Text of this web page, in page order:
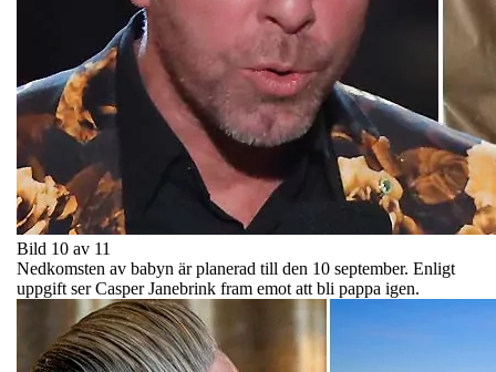
Bild 10 av 11
Nedkomsten av babyn är planerad till den 10 september. Enligt
uppgift ser Casper Janebrink fram emot att bli pappa igen.